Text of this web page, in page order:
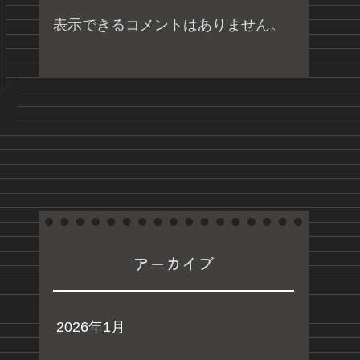
表示できるコメントはありません。
アーカイブ
2026年1月